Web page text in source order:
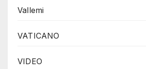
Vallemi
VATICANO
VIDEO